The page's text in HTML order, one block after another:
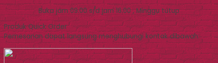
Buka jam 09.00 s/d jam 16.00 , Minggu tutup
Produk Quick Order
Pemesanan dapat langsung menghubungi kontak dibawah: